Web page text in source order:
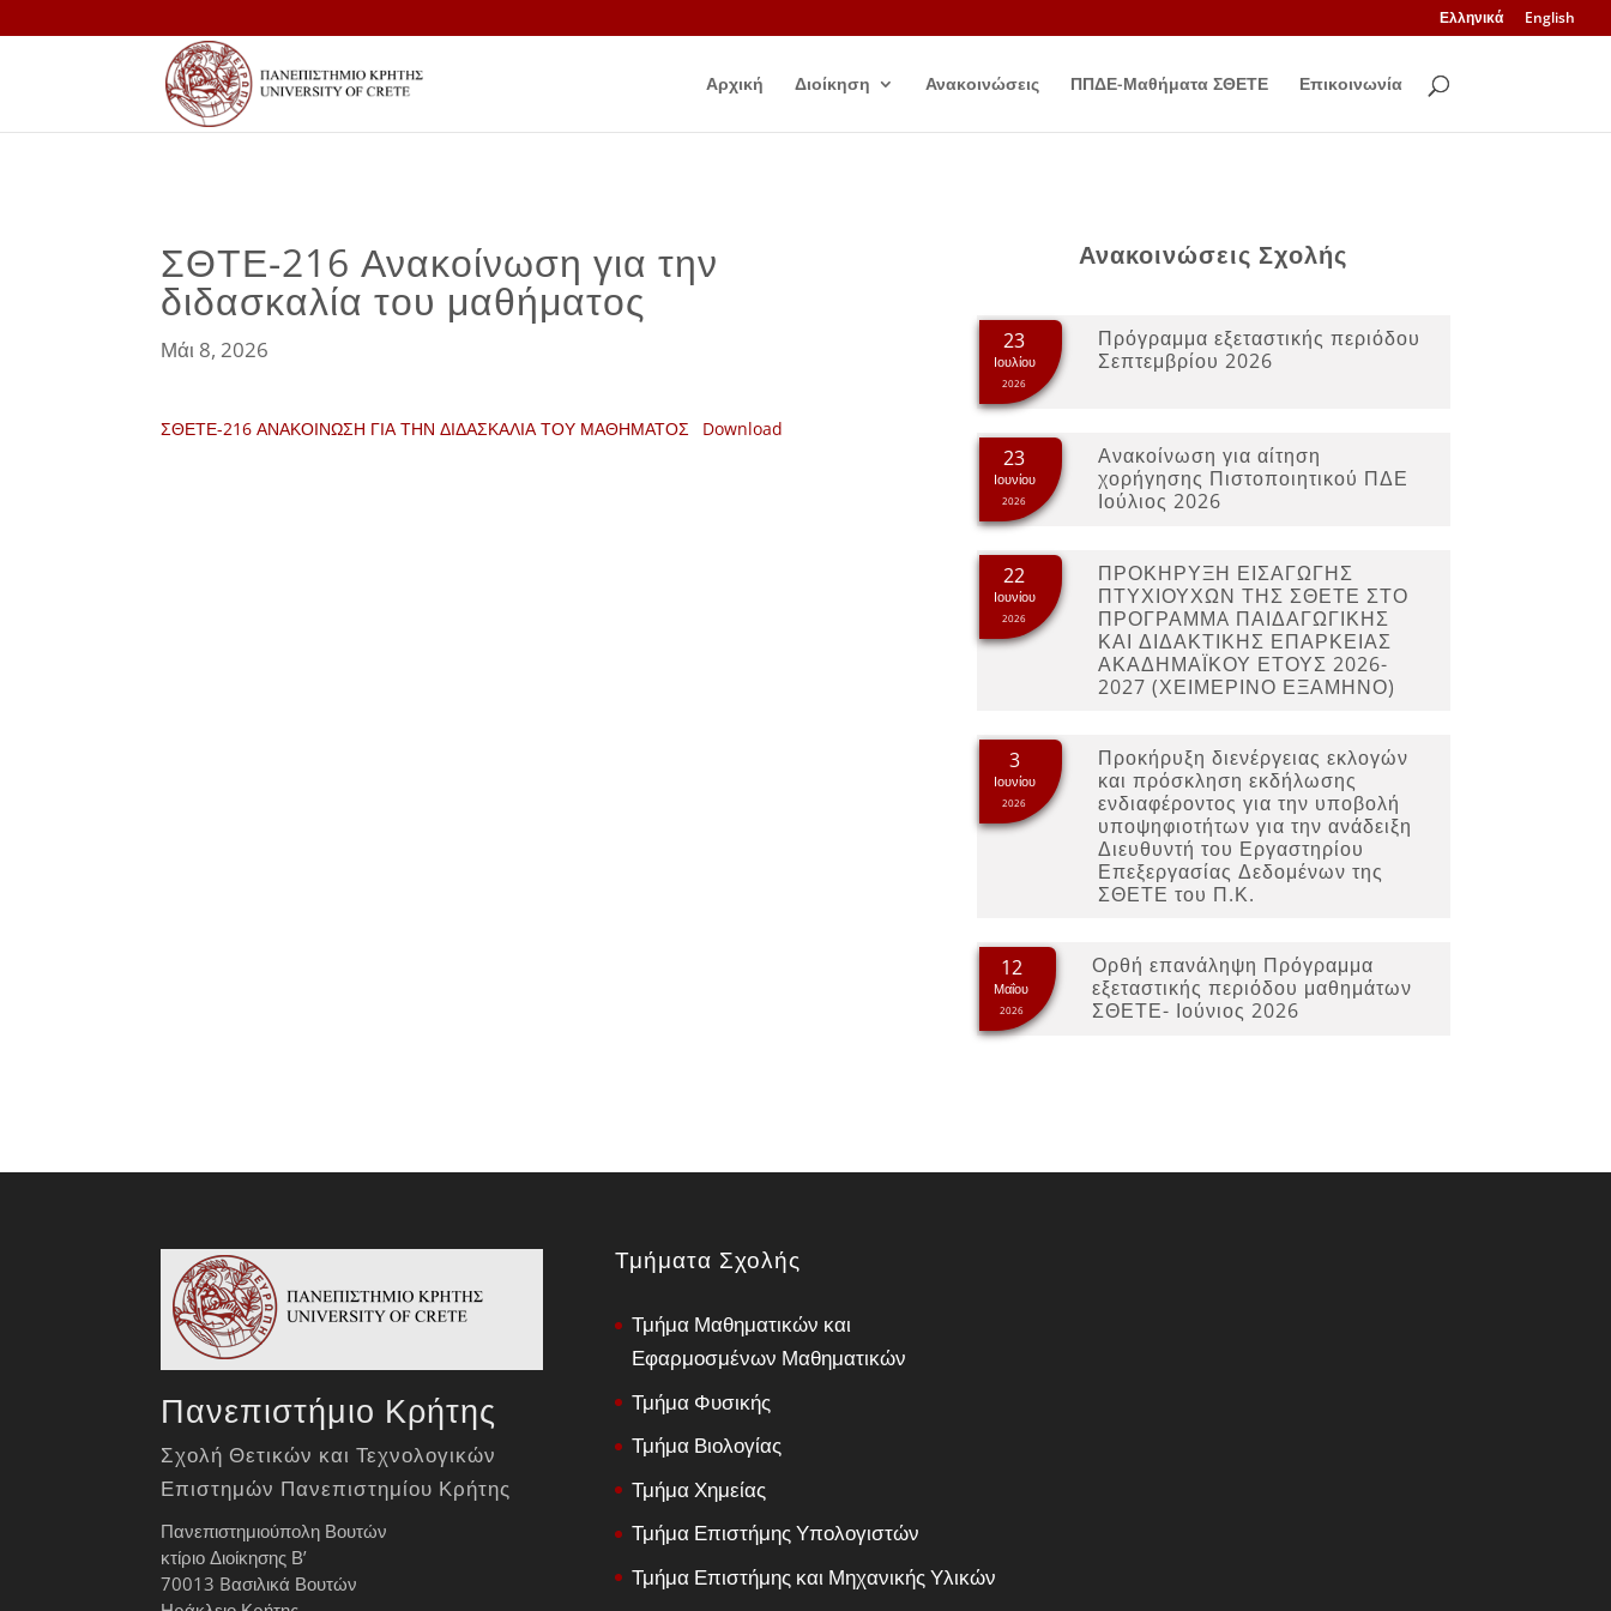
Ελληνικά English
Αρχική Διοίκηση Ανακοινώσεις ΠΠΔΕ-Μαθήματα ΣΘΕΤΕ Επικοινωνία
ΣΘΤΕ-216 Ανακοίνωση για την
διδασκαλία του μαθήματος
Μάι 8, 2026
ΣΘΕΤΕ-216 ΑΝΑΚΟΙΝΩΣΗ ΓΙΑ ΤΗΝ ΔΙΔΑΣΚΑΛΙΑ ΤΟΥ ΜΑΘΗΜΑΤΟΣ Download
Ανακοινώσεις Σχολής
Πρόγραμμα εξεταστικής περιόδου
Σεπτεμβρίου 2026
23
Ιουλίου
2026
Ανακοίνωση για αίτηση
χορήγησης Πιστοποιητικού ΠΔΕ
Ιούλιος 2026
23
Ιουνίου
2026
ΠΡΟΚΗΡΥΞΗ ΕΙΣΑΓΩΓΗΣ
ΠΤΥΧΙΟΥΧΩΝ ΤΗΣ ΣΘΕΤΕ ΣΤΟ
ΠΡΟΓΡΑΜΜA ΠΑΙΔΑΓΩΓΙΚΗΣ
ΚΑΙ ΔΙΔΑΚΤΙΚΗΣ ΕΠΑΡΚΕΙΑΣ
ΑΚΑΔΗΜΑΪΚΟΥ ΕΤΟΥΣ 2026-
2027 (ΧΕΙΜΕΡΙΝΟ ΕΞΑΜΗΝΟ)
22
Ιουνίου
2026
Προκήρυξη διενέργειας εκλογών
και πρόσκληση εκδήλωσης
ενδιαφέροντος για την υποβολή
υποψηφιοτήτων για την ανάδειξη
Διευθυντή του Εργαστηρίου
Επεξεργασίας Δεδομένων της
ΣΘΕΤΕ του Π.Κ.
3
Ιουνίου
2026
Ορθή επανάληψη Πρόγραμμα
εξεταστικής περιόδου μαθημάτων
ΣΘΕΤΕ- Ιούνιος 2026
12
Μαΐου
2026
Πανεπιστήμιο Κρήτης
Σχολή Θετικών και Τεχνολογικών
Επιστημών Πανεπιστημίου Κρήτης
Πανεπιστημιούπολη Βουτών
κτίριο Διοίκησης Β’
70013 Bασιλικά Βουτών
Τμήματα Σχολής
Τμήμα Μαθηματικών και
Εφαρμοσμένων Μαθηματικών
Τμήμα Φυσικής
Τμήμα Βιολογίας
Τμήμα Χημείας
Τμήμα Επιστήμης Υπολογιστών
Τμήμα Επιστήμης και Μηχανικής Υλικών